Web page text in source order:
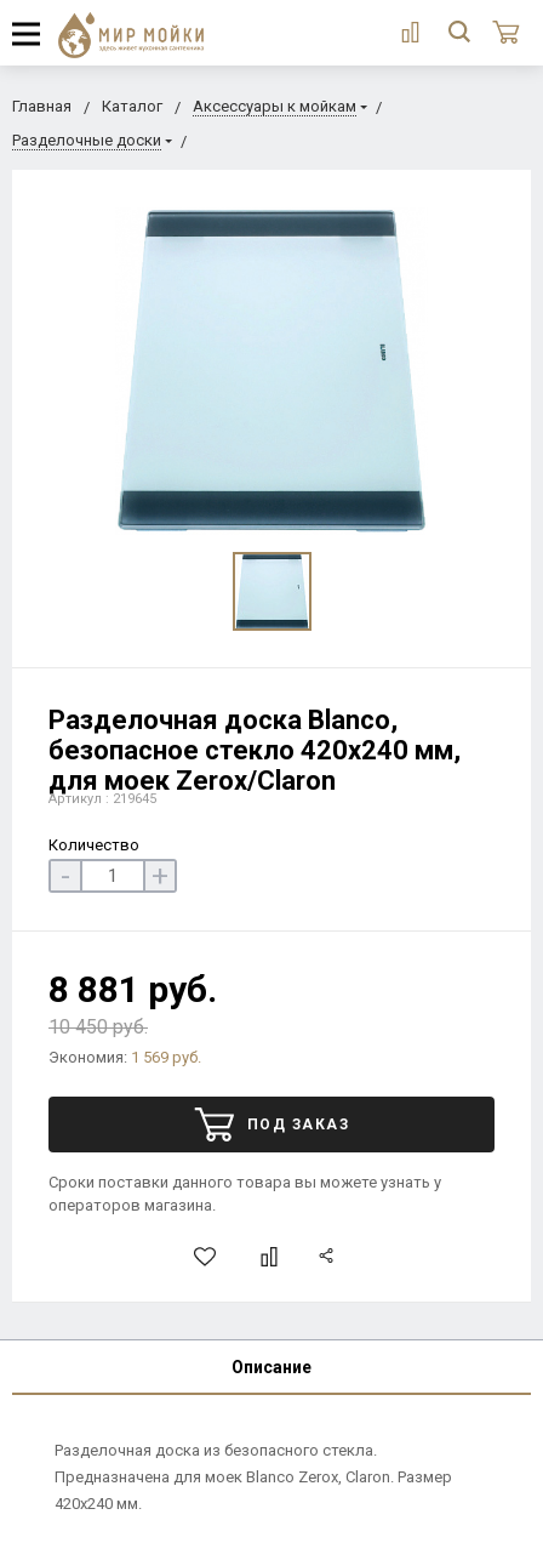
Главная Каталог
Аксессуары к мойкам
Разделочные доски
Разделочная доска Blanco,
безопасное стекло 420х240 мм,
для моек Zerox/Claron
Артикул : 219645
Количество
- +
8 881 руб.
10 450 руб.
Экономия: 1 569 руб.
ПОД ЗАКАЗ
Сроки поставки данного товара вы можете узнать у
операторов магазина.
Описание
Разделочная доска из безопасного стекла.
Предназначена для моек Blanco Zerox, Claron. Размер
420х240 мм.